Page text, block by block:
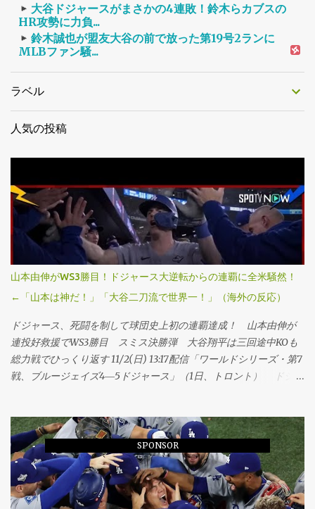
SPONSOR
大谷ドジャースがまさかの4連敗！鈴木らカブスの
HR攻勢に力負...
鈴木誠也が盟友大谷の前で放った第19号2ランに
MLBファン騒...
ラベル
人気の投稿
山本由伸がWS3勝目！ドジャース大逆転からの連覇に全米騒然！
←「山本は神だ！」「大谷二刀流で世界一！」（海外の反応）
ドジャース、死闘を制して球団史上初の連覇達成！ 山本由伸が
連投好救援でWS3勝目 スミス決勝弾 大谷翔平は三回途中KOも
総力戦でひっくり返す 11/2(日) 13:17配信「ワールドシリーズ・第7
戦、ブルージェイズ4―5ドジャース」（1日、トロント） ドジャ
の山本由伸投手が九回途中から登板し、1死満塁のピンチを切り抜
けるなど、3回を無失点に抑えてシリーズ3勝目を挙げた。「1番・
投手兼指名打者」で先発出場した大谷翔平投手は三回に決勝3ラン
を被弾し、マウンドで両手を膝につきうなだれKO。打者としては
第3戦以来のマルチ安打をマークするなど5打数2安打1四球だっ